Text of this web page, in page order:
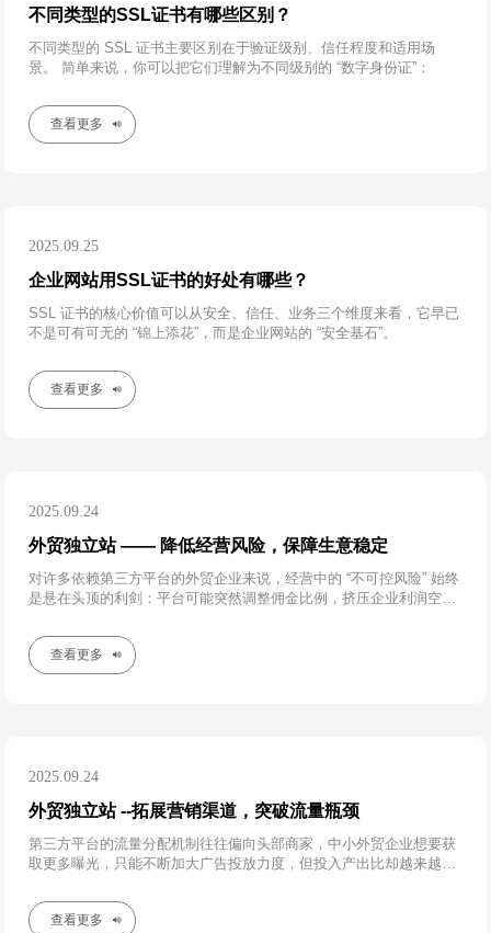
不同类型的SSL证书有哪些区别？
不同类型的 SSL 证书主要区别在于验证级别、信任程度和适用场
景。 简单来说，你可以把它们理解为不同级别的 “数字身份证”：
查看更多
2025.09.25
企业网站用SSL证书的好处有哪些？
SSL 证书的核心价值可以从安全、信任、业务三个维度来看，它早已
不是可有可无的 “锦上添花”，而是企业网站的 “安全基石”。
查看更多
2025.09.24
外贸独立站 —— 降低经营风险，保障生意稳定
对许多依赖第三方平台的外贸企业来说，经营中的 “不可控风险” 始终
是悬在头顶的利剑：平台可能突然调整佣金比例，挤压企业利润空
资源瞬间清零；还可能受平台政策限制
查看更多
2025.09.24
外贸独立站 --拓展营销渠道，突破流量瓶颈
第三方平台的流量分配机制往往偏向头部商家，中小外贸企业想要获
取更多曝光，只能不断加大广告投放力度，但投入产出比却越来越低
量 “过滤”，导致大量精准客户被分流
查看更多